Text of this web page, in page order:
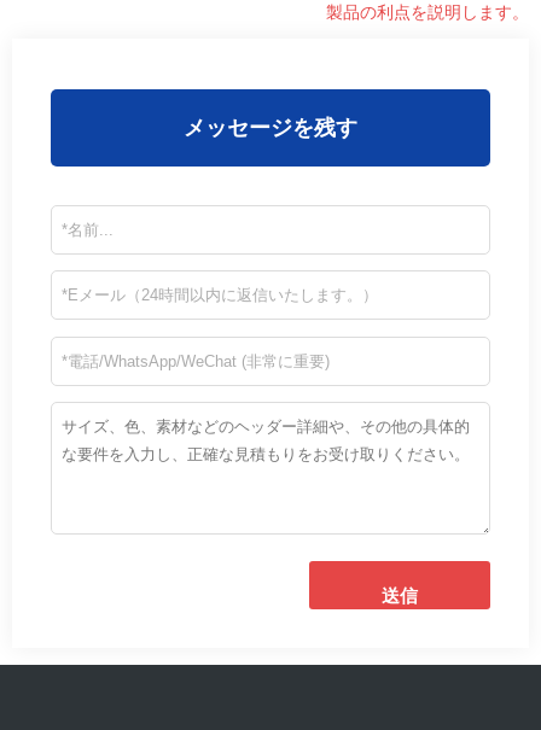
製品の利点を説明します。
メッセージを残す
送信